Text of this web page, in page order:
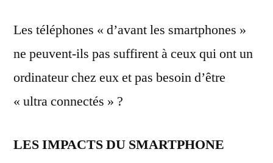
Les téléphones « d’avant les smartphones »
ne peuvent-ils pas suffirent à ceux qui ont un
ordinateur chez eux et pas besoin d’être
« ultra connectés » ?
LES IMPACTS DU SMARTPHONE